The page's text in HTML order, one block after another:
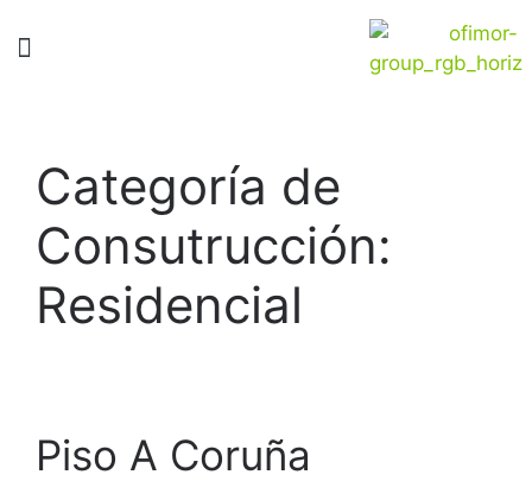
Categoría de
Consutrucción:
Residencial
Piso A Coruña